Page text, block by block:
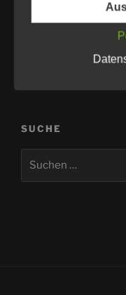
Veranstaltungen
SUCHE